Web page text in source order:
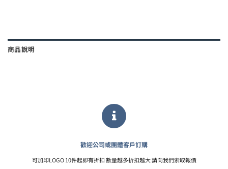
商品說明
歡迎公司或團體客戶訂購
可加印LOGO 10件起即有折扣 數量越多折扣越大 請向我們索取報價